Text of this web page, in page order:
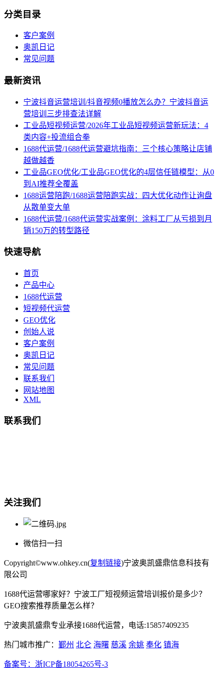
分类目录
客户案例
奥凯日记
常见问题
最新资讯
宁波抖音运营培训/抖音视频0播放怎么办？宁波抖音运
营培训三步排查法详解
工业品短视频运营/2026年工业品短视频运营新玩法：4
类内容+投流组合拳
1688代运营/1688代运营避坑指南：三个核心策略让店铺
越做越香
工业品GEO优化/工业品GEO优化的4层信任链模型：从0
到AI推荐全覆盖
1688运营陪跑/1688运营陪跑实战：四大优化动作让询盘
从散单变大单
1688代运营/1688代运营实战案例：涂料工厂从亏损到月
销150万的转型路径
快速导航
首页
产品中心
1688代运营
短视频代运营
GEO优化
创始人说
客户案例
奥凯日记
常见问题
联系我们
网站地图
XML
联系我们
关注我们
微信扫一扫
Copyright©www.ohkey.cn(复制链接)宁波奥凯盛鼎信息科技有
限公司
1688代运营哪家好？宁波工厂短视频运营培训报价是多少？
GEO搜索推荐质量怎么样？
宁波奥凯盛鼎专业承接1688代运营，电话:15857409235
热门城市推广： 鄞州 北仑 海曙 慈溪 余姚 奉化 镇海
备案号： 浙ICP备18054265号-3